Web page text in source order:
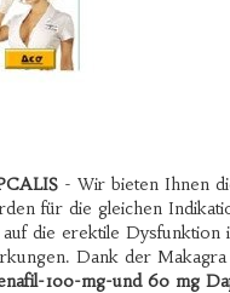
- Wir bieten Ihnen
für die gleichen
die erektile
Dank der Makagra
100-mg-und 60 mg